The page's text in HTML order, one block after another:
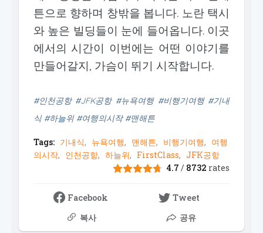
튼으로 향하며 창밖을 봅니다. 노란 택시
와 높은 빌딩들이 눈에 들어옵니다. 이곳
에서의 시간이 이번에는 어떤 이야기를
만들어갈지, 가슴이 뛰기 시작합니다.
#인천공항 #JFK공항 #뉴욕여행 #비행기여행 #기내
식 #하늘위 #여행의시작 #맨해튼
Tags: 기내식 뉴욕여행 맨해튼 비행기여행
여행
의시작
인천공항 하늘위 FirstClass
JFK공항
4.7 / 8732 rates
Facebook
Tweet
복사
공유